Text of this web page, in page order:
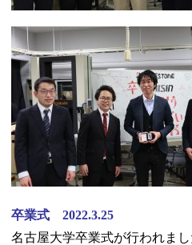
卒業式 2022.3.25
名古屋大学卒業式が行われま